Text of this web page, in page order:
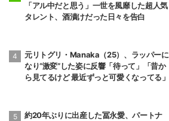
「アル中だと思う」一世を風靡した超人気
タレント、酒漬けだった日々を告白
元リトグリ・Manaka（25）、ラッパーに
なり“激変”した姿に反響「待って」「昔か
ら見てるけど 最近ずっと可愛くなってる」
約20年ぶりに出産した冨永愛、パートナ